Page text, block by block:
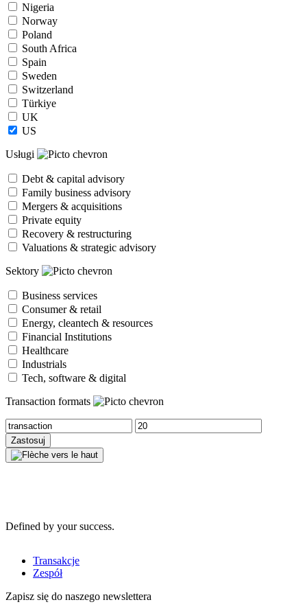
Nigeria
Norway
Poland
South Africa
Spain
Sweden
Switzerland
Türkiye
UK
US
Usługi
Debt & capital advisory
Family business advisory
Mergers & acquisitions
Private equity
Recovery & restructuring
Valuations & strategic advisory
Sektory
Business services
Consumer & retail
Energy, cleantech & resources
Financial Institutions
Healthcare
Industrials
Tech, software & digital
Transaction formats
Defined by your success.
Transakcje
Zespół
Zapisz się do naszego newslettera